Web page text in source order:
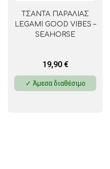
ΤΣΑΝΤΑ ΠΑΡΑΛΙΑΣ
LEGAMI GOOD VIBES –
SEAHORSE
19,90 €
✓ Άμεσα διαθέσιμο